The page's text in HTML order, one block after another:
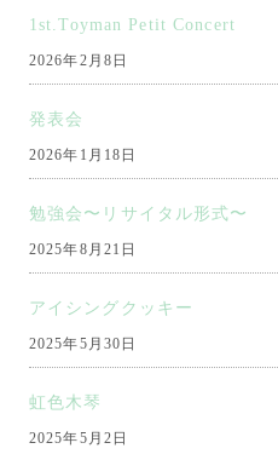
シ
ョ
1st.Toyman Petit Concert
2026年2月8日
発表会
2026年1月18日
勉強会〜リサイタル形式〜
2025年8月21日
アイシングクッキー
2025年5月30日
虹色木琴
2025年5月2日